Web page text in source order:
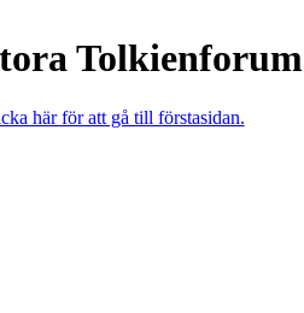
Tolkienforum
här för att gå till förstasidan.